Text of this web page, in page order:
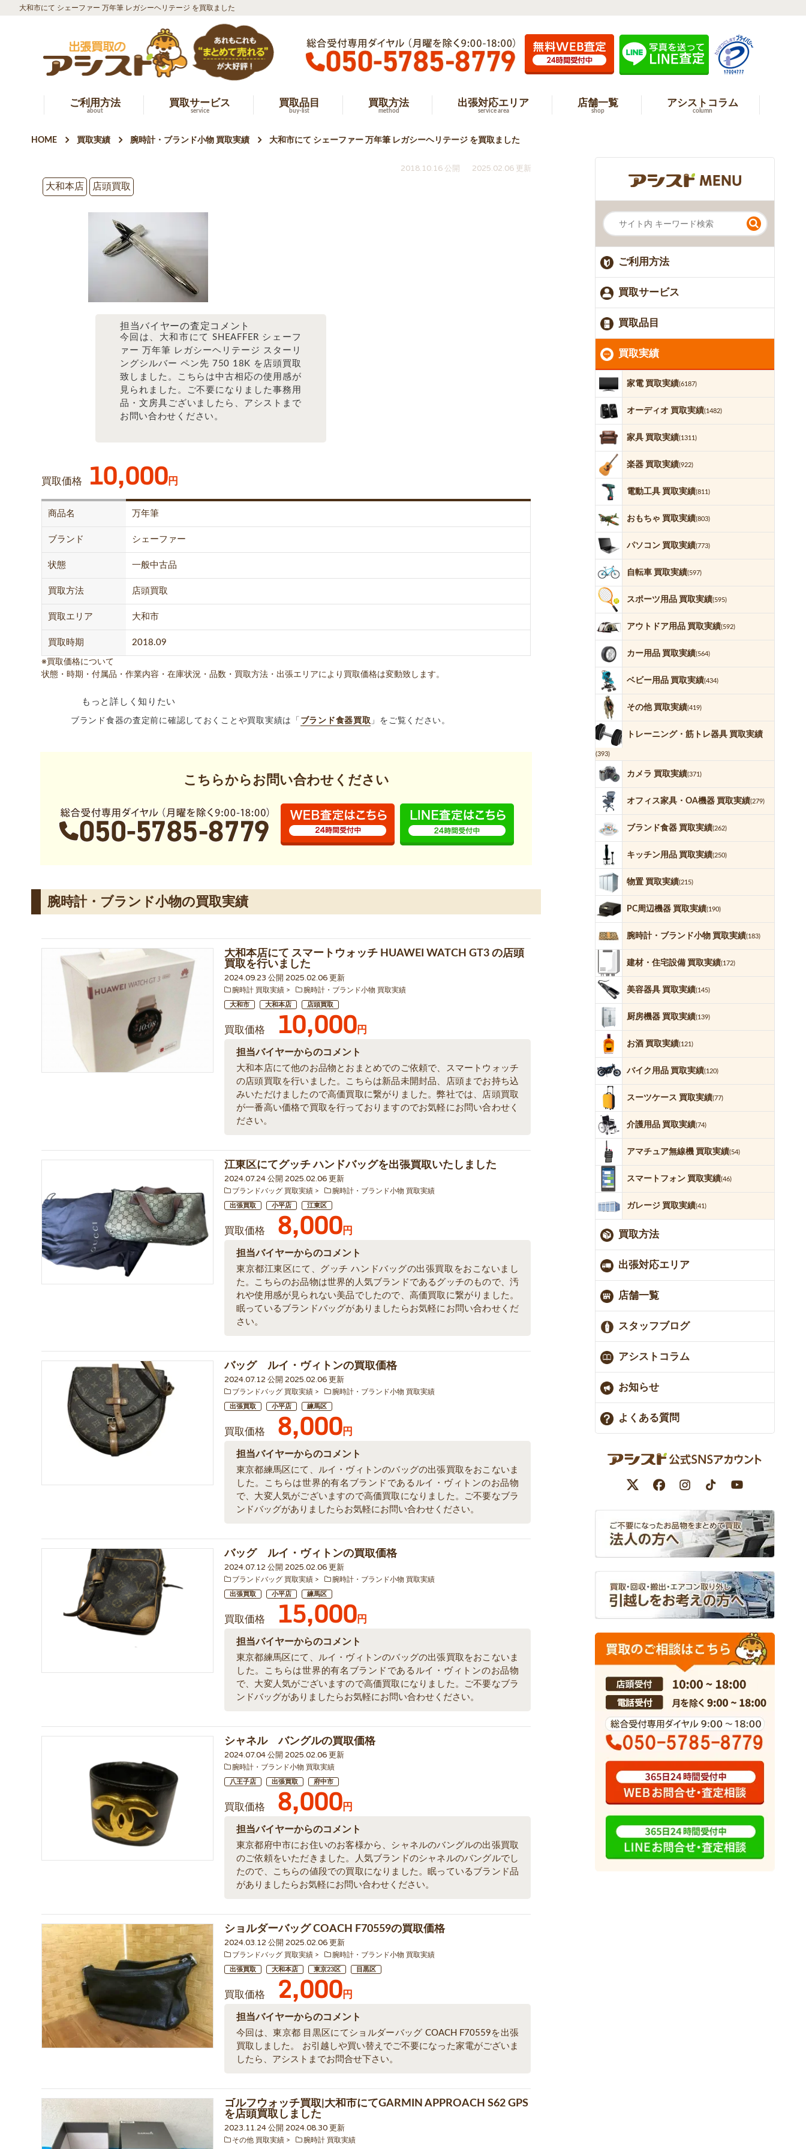
大和市にて シェーファー 万年筆 レガシーヘリテージ を買取ました
ご利用方法
about
買取サービス
service
買取品目
buy-list
買取方法
method
出張対応エリア
service area
店舗一覧
shop
アシストコラム
column
HOME 買取実績 腕時計・ブランド小物 買取実績 大和市にて シェーファー 万年筆 レガシーヘリテージ を買取ました
2018.10.16 公開
2025.02.06 更新
大和本店
店頭買取
担当バイヤーの査定コメント
今回は、大和市にて SHEAFFER シェーフ
ァー 万年筆 レガシーヘリテージ スターリ
ングシルバー ペン先 750 18K を店頭買取
致しました。こちらは中古相応の使用感が
見られました。ご不要になりました事務用
品・文房具ございましたら、アシストまで
お問い合わせください。
買取価格 10,000円
商品名 万年筆
ブランド シェーファー
状態 一般中古品
買取方法 店頭買取
買取エリア 大和市
買取時期 2018.09
※買取価格について
状態・時期・付属品・作業内容・在庫状況・品数・買取方法・出張エリアにより買取価格は変動致します。
もっと詳しく知りたい
ブランド食器の査定前に確認しておくことや買取実績は「 ブランド食器買取 」をご覧ください。
こちらからお問い合わせください
腕時計・ブランド小物の買取実績
大和本店にて スマートウォッチ HUAWEI WATCH GT3 の店頭
買取を行いました
2024.09.23 公開 2025.02.06 更新
腕時計 買取実績 腕時計・ブランド小物 買取実績
大和市 大和本店 店頭買取
買取価格 10,000円
担当バイヤーからのコメント
大和本店にて他のお品物とおまとめでのご依頼で、スマートウォッチ
の店頭買取を行いました。こちらは新品未開封品、店頭までお持ち込
みいただけましたので高価買取に繋がりました。弊社では、店頭買取
が一番高い価格で買取を行っておりますのでお気軽にお問い合わせく
ださい。
江東区にてグッチ ハンドバッグを出張買取いたしました
2024.07.24 公開 2025.02.06 更新
ブランドバッグ 買取実績 腕時計・ブランド小物 買取実績
出張買取 小平店 江東区
買取価格 8,000円
担当バイヤーからのコメント
東京都江東区にて、グッチ ハンドバッグの出張買取をおこないまし
た。こちらのお品物は世界的人気ブランドであるグッチのもので、汚
れや使用感が見られない美品でしたので、高価買取に繋がりました。
眠っているブランドバッグがありましたらお気軽にお問い合わせくだ
さい。
バッグ ルイ・ヴィトンの買取価格
2024.07.12 公開 2025.02.06 更新
ブランドバッグ 買取実績 腕時計・ブランド小物 買取実績
出張買取 小平店 練馬区
買取価格 8,000円
担当バイヤーからのコメント
東京都練馬区にて、ルイ・ヴィトンのバッグの出張買取をおこないま
した。こちらは世界的有名ブランドであるルイ・ヴィトンのお品物
で、大変人気がございますので高価買取になりました。ご不要なブラ
ンドバッグがありましたらお気軽にお問い合わせください。
バッグ ルイ・ヴィトンの買取価格
2024.07.12 公開 2025.02.06 更新
ブランドバッグ 買取実績 腕時計・ブランド小物 買取実績
出張買取 小平店 練馬区
買取価格 15,000円
担当バイヤーからのコメント
東京都練馬区にて、ルイ・ヴィトンのバッグの出張買取をおこないま
した。こちらは世界的有名ブランドであるルイ・ヴィトンのお品物
で、大変人気がございますので高価買取になりました。ご不要なブラ
ンドバッグがありましたらお気軽にお問い合わせください。
シャネル バングルの買取価格
2024.07.04 公開 2025.02.06 更新
腕時計・ブランド小物 買取実績
八王子店 出張買取 府中市
買取価格 8,000円
担当バイヤーからのコメント
東京都府中市にお住いのお客様から、シャネルのバングルの出張買取
のご依頼をいただきました。人気ブランドのシャネルのバングルでし
たので、こちらの値段での買取になりました。眠っているブランド品
がありましたらお気軽にお問い合わせください。
ショルダーバッグ COACH F70559の買取価格
2024.03.12 公開 2025.02.06 更新
ブランドバッグ 買取実績 腕時計・ブランド小物 買取実績
出張買取 大和本店 東京23区 目黒区
買取価格 2,000円
担当バイヤーからのコメント
今回は、東京都 目黒区にてショルダーバッグ COACH F70559を出張
買取しました。 お引越しや買い替えでご不要になった家電がございま
したら、アシストまでお問合せ下さい。
ゴルフウォッチ買取|大和市にてGARMIN APPROACH S62 GPS
を店頭買取しました
2023.11.24 公開 2024.08.30 更新
その他 買取実績 腕時計 買取実績
ご利用方法
買取サービス
買取品目
買取実績
家電 買取実績(6187)
オーディオ 買取実績(1482)
家具 買取実績(1311)
楽器 買取実績(922)
電動工具 買取実績(811)
おもちゃ 買取実績(803)
パソコン 買取実績(773)
自転車 買取実績(597)
スポーツ用品 買取実績(595)
アウトドア用品 買取実績(592)
カー用品 買取実績(564)
ベビー用品 買取実績(434)
その他 買取実績(419)
トレーニング・筋トレ器具 買取実績
(393)
カメラ 買取実績(371)
オフィス家具・OA機器 買取実績(279)
ブランド食器 買取実績(262)
キッチン用品 買取実績(250)
物置 買取実績(215)
PC周辺機器 買取実績(190)
腕時計・ブランド小物 買取実績(183)
建材・住宅設備 買取実績(172)
美容器具 買取実績(145)
厨房機器 買取実績(139)
お酒 買取実績(121)
バイク用品 買取実績(120)
スーツケース 買取実績(77)
介護用品 買取実績(74)
アマチュア無線機 買取実績(54)
スマートフォン 買取実績(46)
ガレージ 買取実績(41)
買取方法
出張対応エリア
店舗一覧
スタッフブログ
アシストコラム
お知らせ
よくある質問